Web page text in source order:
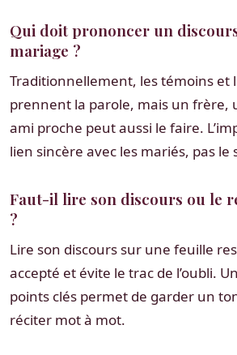
Qui doit prononcer un
mariage ?
Traditionnellement, les témoins et
prennent la parole, mais un frère,
ami proche peut aussi le faire.
lien sincère avec les mariés, pas
Faut-il lire son discours ou le
?
Lire son discours sur une feuille
accepté et évite le trac de l’oubli.
points clés permet de garder un
réciter mot à mot.